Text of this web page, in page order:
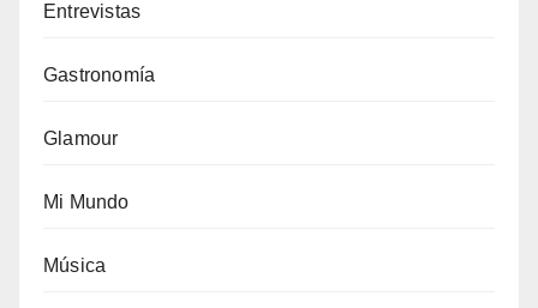
Entrevistas
Gastronomía
Glamour
Mi Mundo
Música